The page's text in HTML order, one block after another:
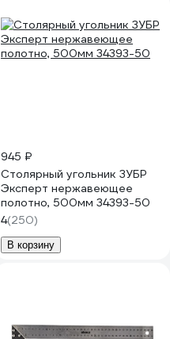
945 ₽
Столярный угольник ЗУБР
Эксперт нержавеющее
полотно, 500мм 34393-50
4(250)
В корзину